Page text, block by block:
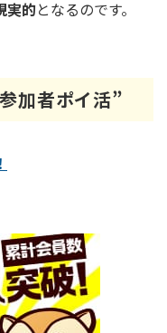
実的となるのです。
加者ポイ活”